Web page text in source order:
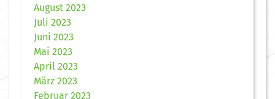
August 2023
Juli 2023
Juni 2023
Mai 2023
April 2023
März 2023
Februar 2023